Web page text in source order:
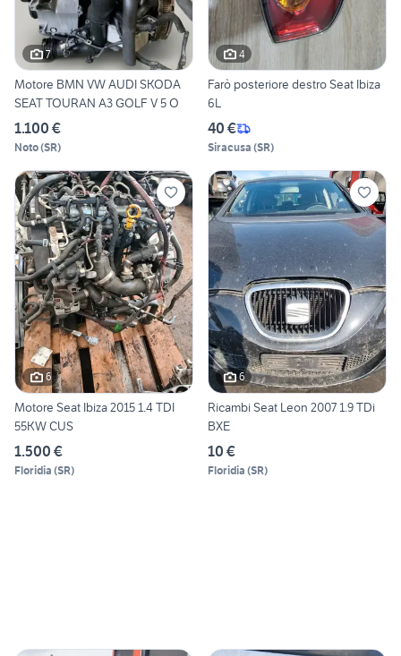
7
Motore BMN VW AUDI SKODA
SEAT TOURAN A3 GOLF V 5 O
1.100 €
Noto(SR)
4
Farò posteriore destro Seat Ibiza
6L
40 €
Siracusa (SR)
6
Motore Seat Ibiza 2015 1.4 TDI
55KW CUS
1.500 €
Floridia (SR)
6
Ricambi Seat Leon 2007 1.9 TDi
BXE
10 €
Floridia (SR)